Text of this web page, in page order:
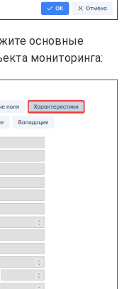
основные
мониторинга: